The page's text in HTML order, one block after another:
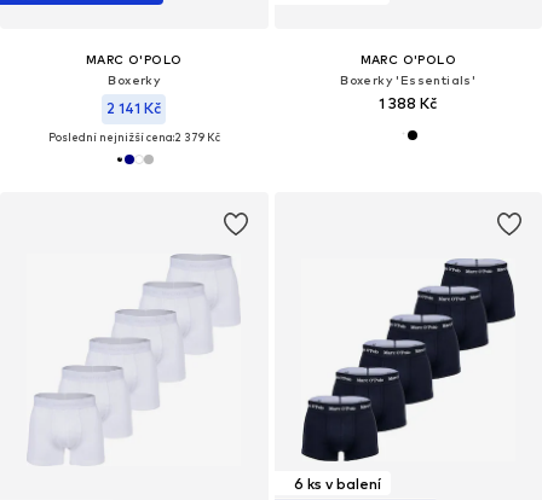
MARC O'POLO
Boxerky
2 141 Kč
Poslední nejnižší cena:2 379 Kč
MARC O'POLO
Boxerky 'Essentials'
1 388 Kč
6 ks v balení